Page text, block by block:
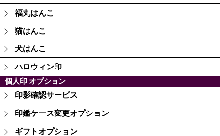
福丸はんこ
猫はんこ
犬はんこ
ハロウィン印
個人印 オプション
印影確認サービス
印鑑ケース変更オプション
ギフトオプション